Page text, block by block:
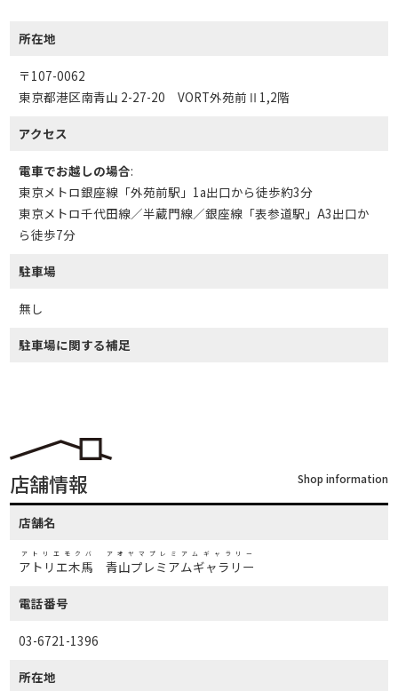
所在地
〒107-0062
東京都港区南青山 2-27-20 VORT外苑前Ⅱ1,2階
アクセス
電車でお越しの場合:
東京メトロ銀座線「外苑前駅」1a出口から徒歩約3分
東京メトロ千代田線／半蔵門線／銀座線「表参道駅」A3出口か
ら徒歩7分
駐車場
無し
駐車場に関する補足
店舗情報 Shop information
店舗名
アトリエ木馬 青山プレミアムギャラリー
アトリエモクバ アオヤマプレミアムギャラリー
電話番号
03-6721-1396
所在地